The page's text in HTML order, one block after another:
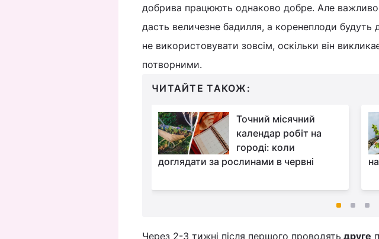
добрива працюють однаково добре. Але
дасть величезне бадилля, а коренеплоди будуть
не використовувати зовсім, оскільки він
потворними.
ЧИТАЙТЕ ТАКОЖ:
Точний місячний
календар робіт на
городі: коли
доглядати за рослинами в червні
Через 2-3 тижні після першого проводять друге